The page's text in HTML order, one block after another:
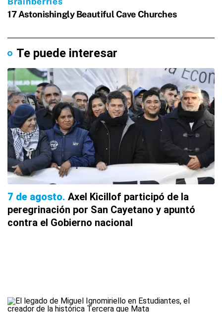
Te puede interesar
7 de agosto Axel Kicillof participó de la
peregrinación por San Cayetano y apuntó
contra el Gobierno nacional